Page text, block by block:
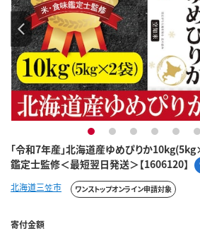
「令和7年産」北海道産ゆめぴりか
鑑定士監修＜最短翌日発送＞【1606120】
1 2 3 4 5 6
北海道三笠市 ワンストップオンライン申請対象
寄付金額